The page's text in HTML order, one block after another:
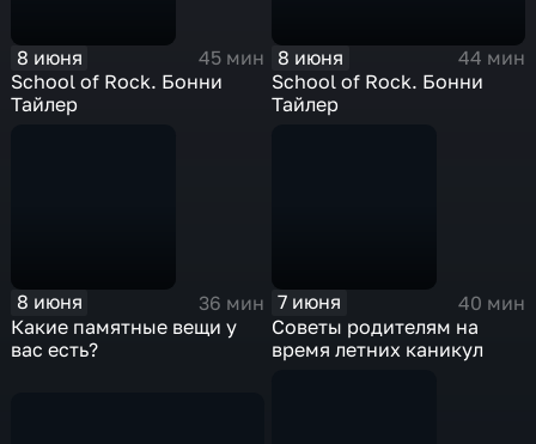
8 июня
45 мин
School of Rock. Бонни
Тайлер
8 июня
44 мин
School of Rock. Бонни
Тайлер
8 июня
36 мин
Какие памятные вещи у
вас есть?
7 июня
40 мин
Советы родителям на
время летних каникул